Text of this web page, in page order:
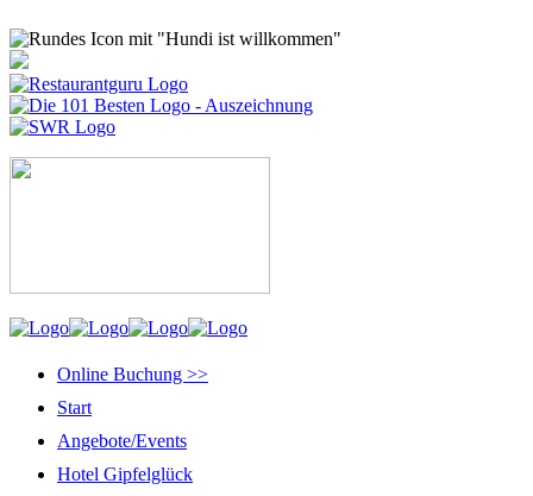
Online Buchung >>
Start
Angebote/Events
Hotel Gipfelglück